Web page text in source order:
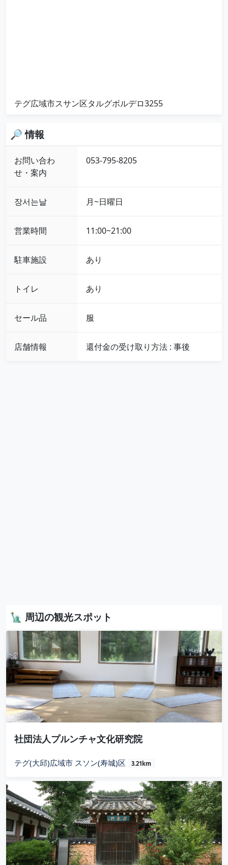
テグ広域市スサン区タルグボルデロ3255
🔎 情報
お問い合わ
せ・案内
053-795-8205
장서는날 月~日曜日
営業時間 11:00~21:00
駐車施設 あり
トイレ あり
セール品 服
店舗情報 還付金の受け取り方法 : 事後
🗽 周辺の観光スポット
社団法人プルンチャ文化研究院
テグ(大邱)広域市 スソン(寿城)区 3.21km